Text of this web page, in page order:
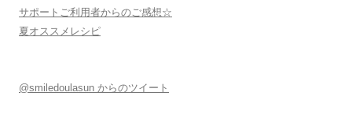
サポートご利用者からのご感想☆
夏オススメレシピ
@smiledoulasun からのツイート